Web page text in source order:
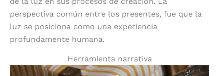
perspectiva común entre los presentes, fue que la
luz se posiciona como una experiencia
profundamente humana.
Herramienta narrativa